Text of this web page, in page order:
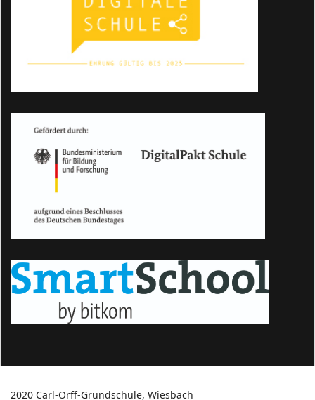
2020 Carl-Orff-Grundschule, Wiesbach